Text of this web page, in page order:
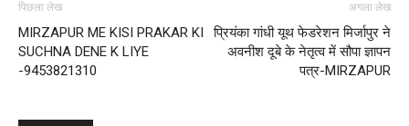
पिछला लेख
MIRZAPUR ME KISI PRAKAR KI
SUCHNA DENE K LIYE
-9453821310
अगला लेख
प्रियंका गांधी यूथ फेडरेशन मिर्जापुर ने
अवनीश दूबे के नेतृत्व में सौपा ज्ञापन
पत्र-MIRZAPUR